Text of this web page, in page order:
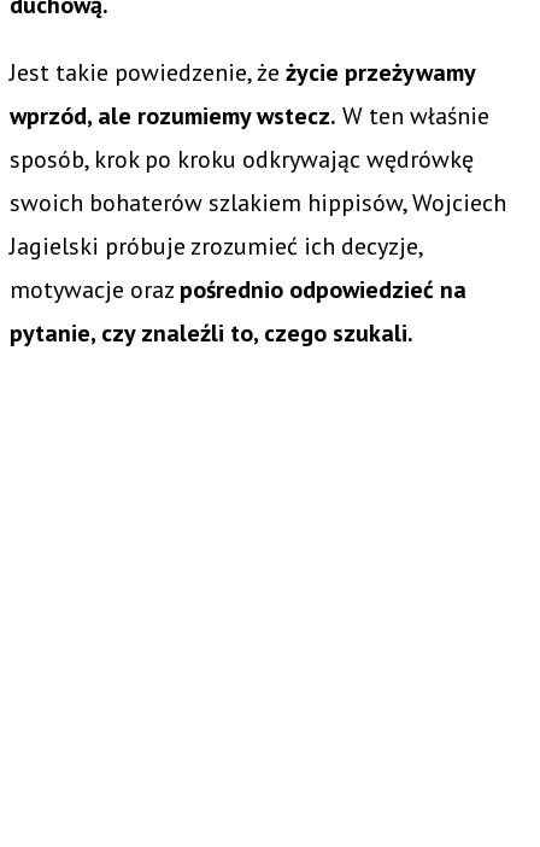
Jest takie powiedzenie, że życie przeżywamy
wprzód, ale rozumiemy wstecz. W ten właśnie
sposób, krok po kroku odkrywając wędrówkę
swoich bohaterów szlakiem hippisów, Wojciech
Jagielski próbuje zrozumieć ich decyzje,
motywacje oraz pośrednio odpowiedzieć na
pytanie, czy znaleźli to, czego szukali.